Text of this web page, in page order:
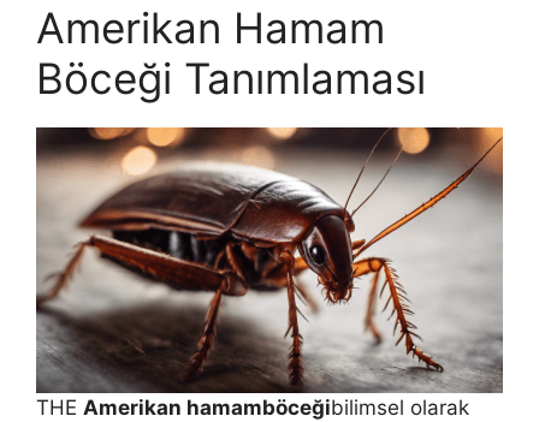
Amerikan Hamam
Böceği Tanımlaması
THE Amerikan hamamböceğibilimsel olarak